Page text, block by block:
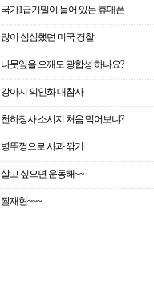
국가1급기밀이 들어 있는 휴대폰
많이 심심했던 미국 경찰
나뭇잎을 으깨도 광합성 하나요?
강아지 의인화 대참사
천하장사 소시지 처음 먹어보냐?
병뚜껑으로 사과 깎기
살고 싶으면 운동해~~
짤재현~~~